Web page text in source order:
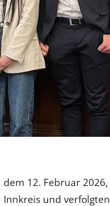
12. Februar 2026,
Innkreis und verfolgten